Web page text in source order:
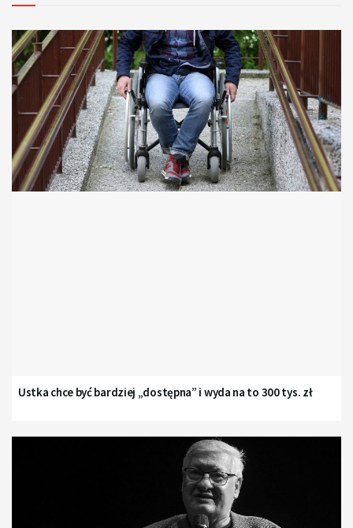
Ustka chce być bardziej „dostępna” i wyda na to 300 tys. zł